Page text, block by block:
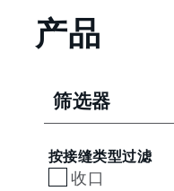
产品
筛选器
按接缝类型过滤
收口